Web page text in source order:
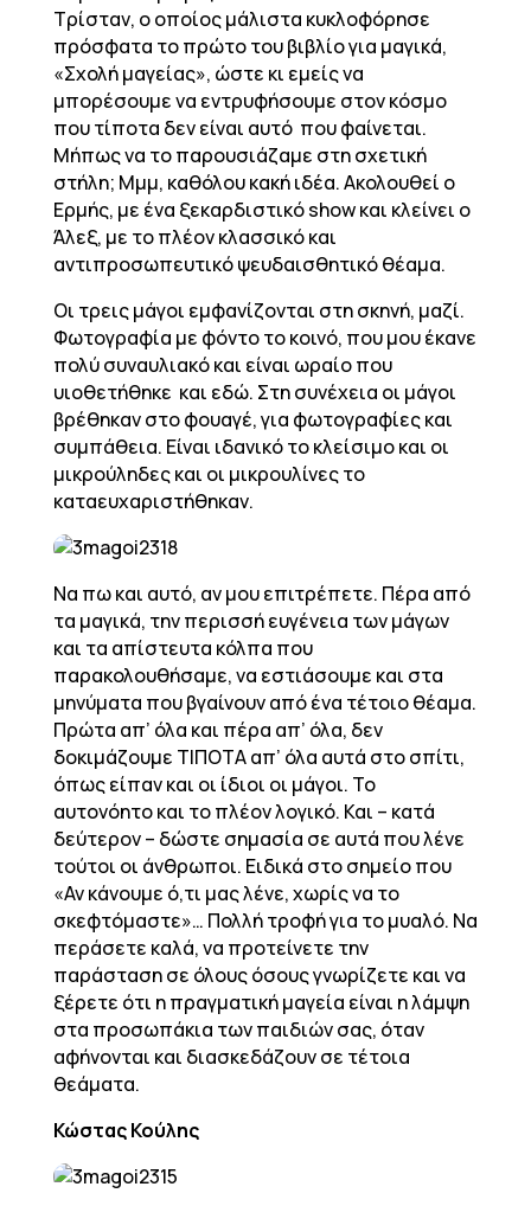
Τρίσταν, ο οποίος μάλιστα κυκλοφόρησε
πρόσφατα το πρώτο του βιβλίο για μαγικά,
«Σχολή μαγείας», ώστε κι εμείς να
μπορέσουμε να εντρυφήσουμε στον κόσμο
που τίποτα δεν είναι αυτό που φαίνεται.
Μήπως να το παρουσιάζαμε στη σχετική
στήλη; Μμμ, καθόλου κακή ιδέα. Ακολουθεί ο
Ερμής, με ένα ξεκαρδιστικό show και κλείνει ο
Άλεξ, με το πλέον κλασσικό και
αντιπροσωπευτικό ψευδαισθητικό θέαμα.
Οι τρεις μάγοι εμφανίζονται στη σκηνή, μαζί.
Φωτογραφία με φόντο το κοινό, που μου έκανε
πολύ συναυλιακό και είναι ωραίο που
υιοθετήθηκε και εδώ. Στη συνέχεια οι μάγοι
βρέθηκαν στο φουαγέ, για φωτογραφίες και
συμπάθεια. Είναι ιδανικό το κλείσιμο και οι
μικρούληδες και οι μικρουλίνες το
καταευχαριστήθηκαν.
Να πω και αυτό, αν μου επιτρέπετε. Πέρα από
τα μαγικά, την περισσή ευγένεια των μάγων
και τα απίστευτα κόλπα που
παρακολουθήσαμε, να εστιάσουμε και στα
μηνύματα που βγαίνουν από ένα τέτοιο θέαμα.
Πρώτα απ’ όλα και πέρα απ’ όλα, δεν
δοκιμάζουμε ΤΙΠΟΤΑ απ’ όλα αυτά στο σπίτι,
όπως είπαν και οι ίδιοι οι μάγοι. Το
αυτονόητο και το πλέον λογικό. Και – κατά
δεύτερον – δώστε σημασία σε αυτά που λένε
τούτοι οι άνθρωποι. Ειδικά στο σημείο που
«Αν κάνουμε ό,τι μας λένε, χωρίς να το
σκεφτόμαστε»… Πολλή τροφή για το μυαλό. Να
περάσετε καλά, να προτείνετε την
παράσταση σε όλους όσους γνωρίζετε και να
ξέρετε ότι η πραγματική μαγεία είναι η λάμψη
στα προσωπάκια των παιδιών σας, όταν
αφήνονται και διασκεδάζουν σε τέτοια
θεάματα.
Κώστας Κούλης